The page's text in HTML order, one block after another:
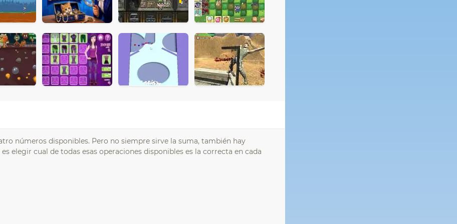
números disponibles. Pero no siempre sirve la suma, también hay
elegir cual de todas esas operaciones disponibles es la correcta en cada